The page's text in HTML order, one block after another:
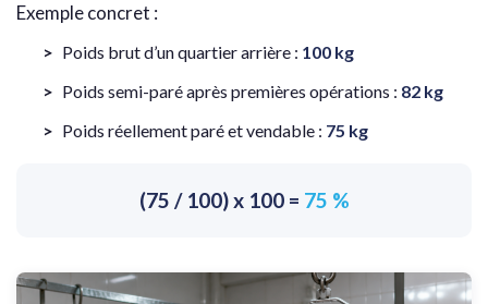
Exemple concret :
Poids brut d’un quartier arrière : 100 kg
Poids semi-paré après premières opérations : 82 kg
Poids réellement paré et vendable : 75 kg
(75 / 100) x 100 = 75 %